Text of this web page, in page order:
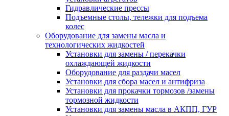
Гидравлические прессы
Подъемные столы, тележки для подъема
колес
Оборудование для замены масла и
технологических жидкостей
Установки для замены / перекачки
охлаждающей жидкости
Оборудование для раздачи масел
Установки для сбора масел и антифриза
Установки для прокачки тормозов /замены
тормозной жидкости
Установки для замены масла в АКПП, ГУР